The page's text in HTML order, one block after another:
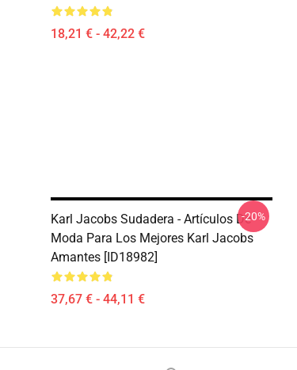
18,21 € - 42,22 €
Karl Jacobs Sudadera - Artículos De
Moda Para Los Mejores Karl Jacobs
Amantes [ID18982]
37,67 € - 44,11 €
-20%